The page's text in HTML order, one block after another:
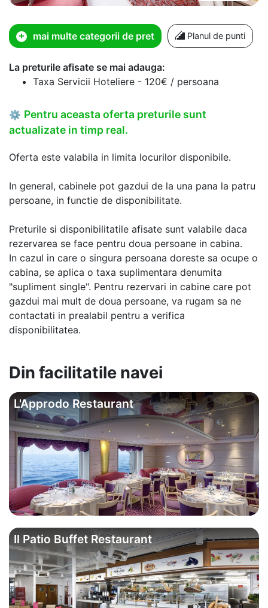
mai multe categorii de pret Planul de punti
La preturile afisate se mai adauga:
Taxa Servicii Hoteliere - 120€ / persoana
⚙ Pentru aceasta oferta preturile sunt
actualizate in timp real.
Oferta este valabila in limita locurilor disponibile.
In general, cabinele pot gazdui de la una pana la patru
persoane, in functie de disponibilitate.
Preturile si disponibilitatile afisate sunt valabile daca
rezervarea se face pentru doua persoane in cabina.
In cazul in care o singura persoana doreste sa ocupe o
cabina, se aplica o taxa suplimentara denumita
"supliment single". Pentru rezervari in cabine care pot
gazdui mai mult de doua persoane, va rugam sa ne
contactati in prealabil pentru a verifica
disponibilitatea.
Din facilitatile navei
L'Approdo Restaurant
Il Patio Buffet Restaurant